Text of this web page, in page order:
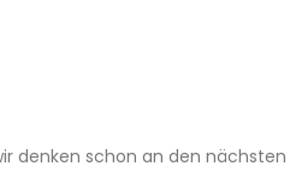
schon an den nächsten